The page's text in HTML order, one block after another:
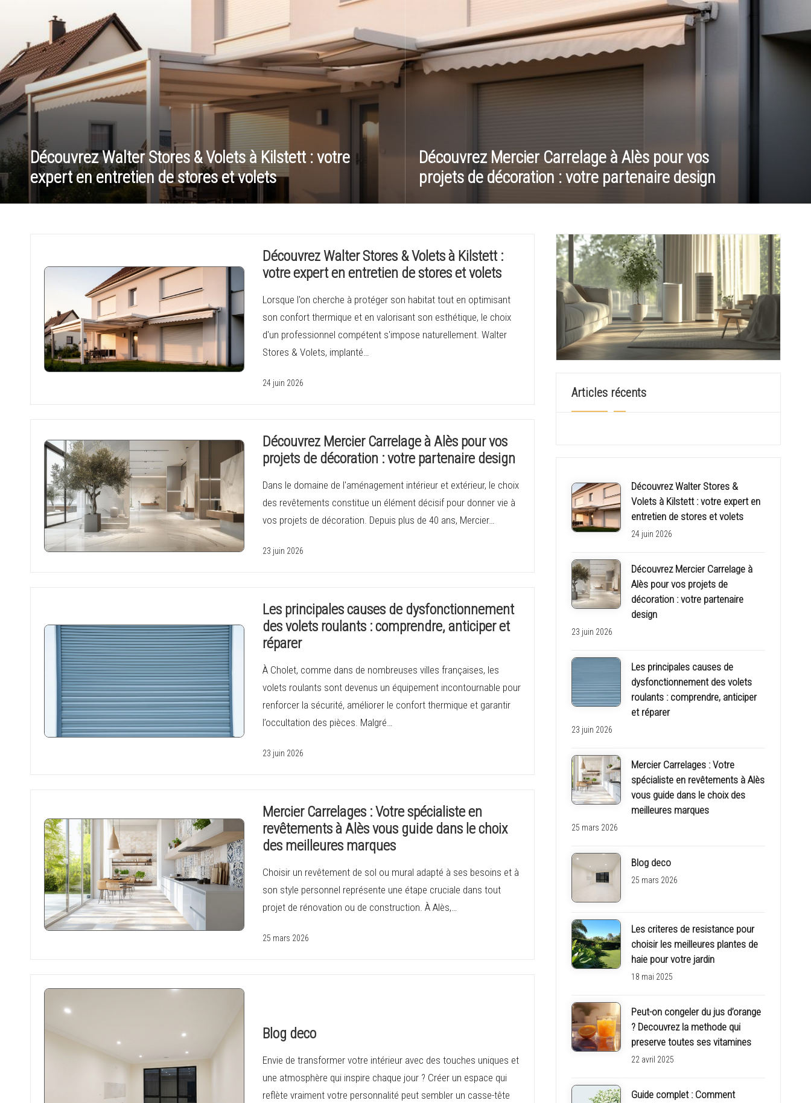
o
n
c
h
n
o
i
Découvrez Walter Stores & Volets à Kilstett : votre
expert en entretien de stores et volets
Découvrez Mercier Carrelage à Alès pour vos
projets de décoration : votre partenaire design
Découvrez Walter Stores & Volets à Kilstett :
votre expert en entretien de stores et volets
Lorsque l'on cherche à protéger son habitat tout en optimisant
son confort thermique et en valorisant son esthétique, le choix
d'un professionnel compétent s'impose naturellement. Walter
Stores & Volets, implanté…
24 juin 2026
Découvrez Mercier Carrelage à Alès pour vos
projets de décoration : votre partenaire design
Dans le domaine de l'aménagement intérieur et extérieur, le choix
des revêtements constitue un élément décisif pour donner vie à
vos projets de décoration. Depuis plus de 40 ans, Mercier…
23 juin 2026
Les principales causes de dysfonctionnement
des volets roulants : comprendre, anticiper et
réparer
À Cholet, comme dans de nombreuses villes françaises, les
volets roulants sont devenus un équipement incontournable pour
renforcer la sécurité, améliorer le confort thermique et garantir
l’occultation des pièces. Malgré…
23 juin 2026
Mercier Carrelages : Votre spécialiste en
revêtements à Alès vous guide dans le choix
des meilleures marques
Choisir un revêtement de sol ou mural adapté à ses besoins et à
son style personnel représente une étape cruciale dans tout
projet de rénovation ou de construction. À Alès,…
25 mars 2026
Blog deco
Envie de transformer votre intérieur avec des touches uniques et
une atmosphère qui inspire chaque jour ? Créer un espace qui
reflète vraiment votre personnalité peut sembler un casse-tête
Articles récents
Découvrez Walter Stores &
Volets à Kilstett : votre expert en
entretien de stores et volets
24 juin 2026
Découvrez Mercier Carrelage à
Alès pour vos projets de
décoration : votre partenaire
design
23 juin 2026
Les principales causes de
dysfonctionnement des volets
roulants : comprendre, anticiper
et réparer
23 juin 2026
Mercier Carrelages : Votre
spécialiste en revêtements à Alès
vous guide dans le choix des
meilleures marques
25 mars 2026
Blog deco
25 mars 2026
Les criteres de resistance pour
choisir les meilleures plantes de
haie pour votre jardin
18 mai 2025
Peut-on congeler du jus d’orange
? Decouvrez la methode qui
preserve toutes ses vitamines
22 avril 2025
Guide complet : Comment